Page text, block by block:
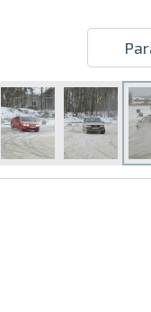
Rīgā – pasūtiet
un papīra veidi
foto
Latvijā vai
klātienē